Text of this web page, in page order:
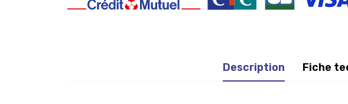
Description Fiche